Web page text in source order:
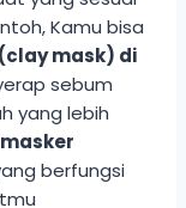
Kamu bisa
mask) di
sebum
yang lebih
masker
berfungsi